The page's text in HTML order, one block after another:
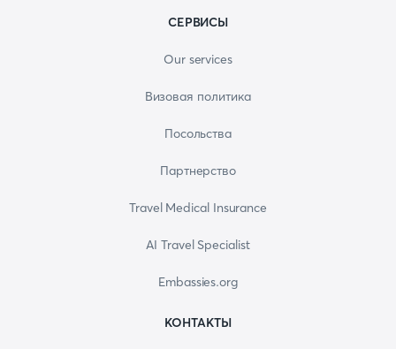
СЕРВИСЫ
Our services
Визовая политика
Посольства
Партнерство
Travel Medical Insurance
AI Travel Specialist
Embassies.org
КОНТАКТЫ